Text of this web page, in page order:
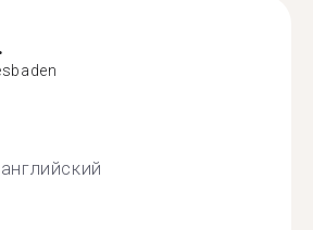
английский